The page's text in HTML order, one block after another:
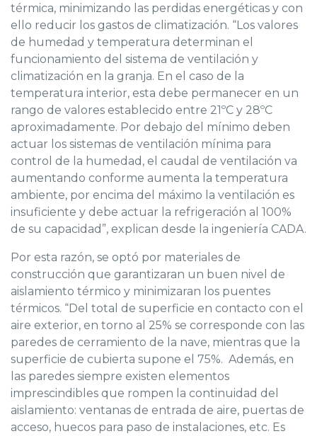
térmica, minimizando las perdidas energéticas y con
ello reducir los gastos de climatización. “Los valores
de humedad y temperatura determinan el
funcionamiento del sistema de ventilación y
climatización en la granja. En el caso de la
temperatura interior, esta debe permanecer en un
rango de valores establecido entre 21ºC y 28ºC
aproximadamente. Por debajo del mínimo deben
actuar los sistemas de ventilación mínima para
control de la humedad, el caudal de ventilación va
aumentando conforme aumenta la temperatura
ambiente, por encima del máximo la ventilación es
insuficiente y debe actuar la refrigeración al 100%
de su capacidad”, explican desde la ingeniería CADA.
Por esta razón, se optó por materiales de
construcción que garantizaran un buen nivel de
aislamiento térmico y minimizaran los puentes
térmicos. “Del total de superficie en contacto con el
aire exterior, en torno al 25% se corresponde con las
paredes de cerramiento de la nave, mientras que la
superficie de cubierta supone el 75%. Además, en
las paredes siempre existen elementos
imprescindibles que rompen la continuidad del
aislamiento: ventanas de entrada de aire, puertas de
acceso, huecos para paso de instalaciones, etc. Es